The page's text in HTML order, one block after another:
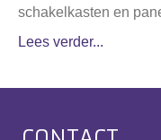
schakelkasten en
Lees verder...